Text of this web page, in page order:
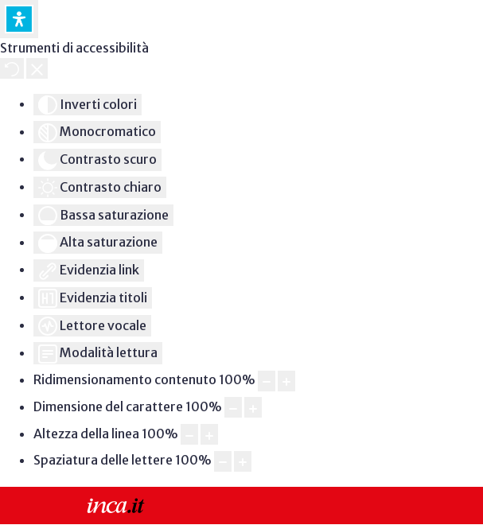
Strumenti di accessibilità
Inverti colori
Monocromatico
Contrasto scuro
Contrasto chiaro
Bassa saturazione
Alta saturazione
Evidenzia link
Evidenzia titoli
Lettore vocale
Modalità lettura
Ridimensionamento contenuto 100%
Dimensione del carattere 100%
Altezza della linea 100%
Spaziatura delle lettere 100%